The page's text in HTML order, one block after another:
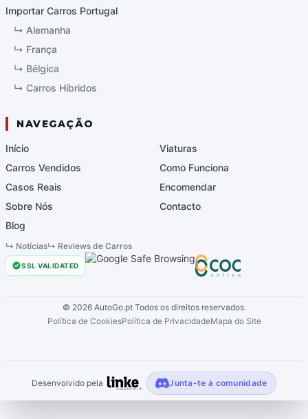
Importar Carros Portugal
↳ Alemanha
↳ França
↳ Bélgica
↳ Carros Híbridos
NAVEGAÇÃO
Início
Viaturas
Carros Vendidos
Como Funciona
Casos Reais
Encomendar
Sobre Nós
Contacto
Blog
↳ Notícias↳ Reviews de Carros
SSL VALIDATED
© 2026AutoGo.pt Todos os direitos reservados.
Política de CookiesPolítica de PrivacidadeMapa do Site
Desenvolvido pela Junta-te à comunidade